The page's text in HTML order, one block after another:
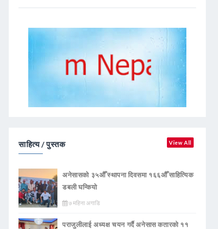
साहित्य / पुस्तक View All
अनेसासको ३५औँ स्थापना दिवसमा १६६औँ साहित्यिक
डबली घन्कियाे
७ महिना अगाडि
पराजुलीलाई अध्यक्ष चयन गर्दै अनेसास कतारको ११